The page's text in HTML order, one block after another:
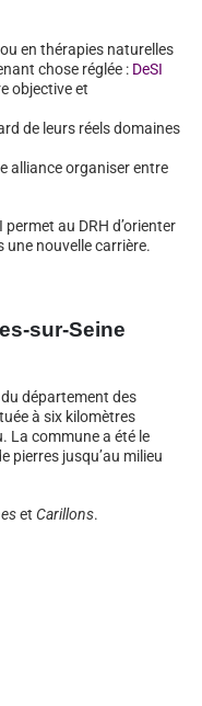
en thérapies naturelles
chose réglée : DeSI
objective et
de leurs réels domaines
alliance organiser entre
permet au DRH d’orienter
une nouvelle carrière.
sur-Seine
département des
à six kilomètres
La commune a été le
pierres jusqu’au milieu
et Carillons.